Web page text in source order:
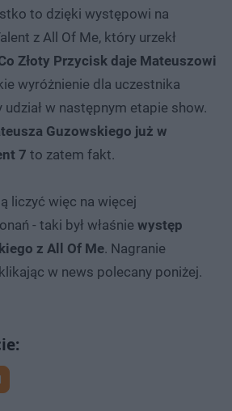
to dzięki występowi na
z All Of Me, który urzekł
Złoty Przycisk daje Mateuszowi
wyróżnienie dla uczestnika
w następnym etapie show.
Guzowskiego już w
7 to zatem fakt.
liczyć więc na więcej
- taki był właśnie występ
z All Of Me. Nagranie
w news polecany poniżej.